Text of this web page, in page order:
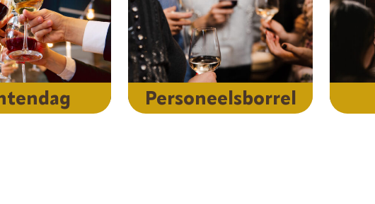
Personeelsborrel